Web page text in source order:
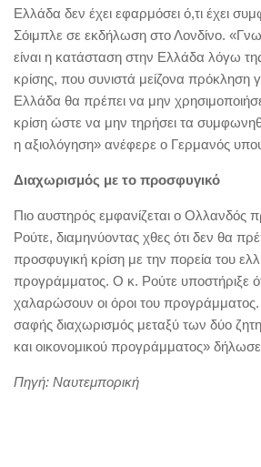
Ελλάδα δεν έχει εφαρμόσει ό,τι έχει
Σόιμπλε σε εκδήλωση στο Λονδίνο.
είναι η κατάσταση στην Ελλάδα λόγω
κρίσης, που συνιστά μείζονα πρόκληση
Ελλάδα θα πρέπει να μην
κρίση ώστε να μην τηρήσει τα
η αξιολόγηση» ανέφερε ο Γερμανός
Διαχωρισμός με το προσφυγικό
Πιο αυστηρός εμφανίζεται ο
Ρούτε, διαμηνύοντας χθες ότι δεν θα
προσφυγική κρίση με την πορεία του
προγράμματος. Ο κ. Ρούτε υποστήριξε
χαλαρώσουν οι όροι του προγράμματος.
σαφής διαχωρισμός μεταξύ των δύο
και οικονομικού προγράμματος»
Πηγή: Ναυτεμπορική